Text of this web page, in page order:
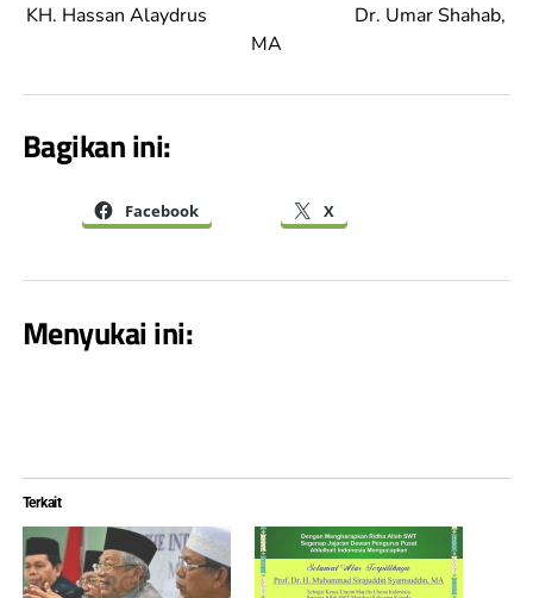
KH. Hassan Alaydrus Dr. Umar Shahab,
MA
Bagikan ini:
Facebook X
Menyukai ini:
Terkait